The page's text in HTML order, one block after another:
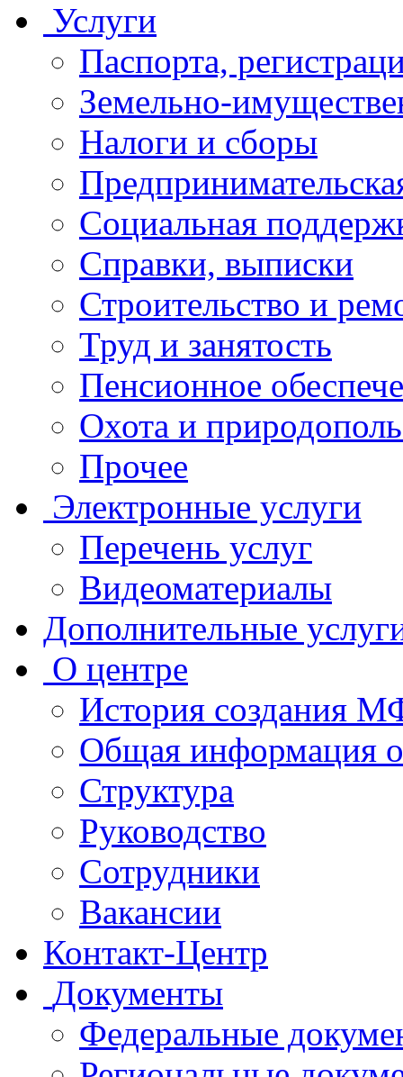
Услуги
Паспорта,
Земельно-
Налоги и сборы
Социальная
Справки, выписки
Строительство и
Труд и занятость
Пенсионное
Охота и
Прочее
Электронные услуги
Перечень услуг
Видеоматериалы
Дополнительные
О центре
История создания
Общая
Структура
Руководство
Сотрудники
Вакансии
Контакт-Центр
Документы
Федеральные